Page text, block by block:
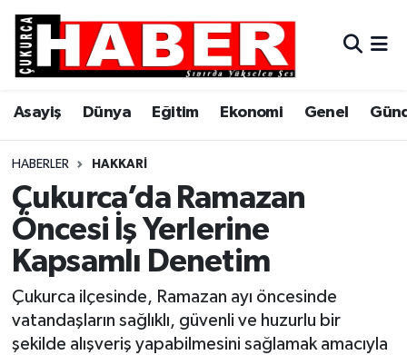
Asayiş Dünya Eğitim Ekonomi Genel
HABERLER HAKKARI
Çukurca’da Ramazan
Öncesi İş Yerlerine
Kapsamlı Denetim
Çukurca ilçesinde, Ramazan ayı öncesinde
vatandaşların sağlıklı, güvenli ve huzurlu bir
şekilde alışveriş yapabilmesini sağlamak amacıyla
Asayiş
Dünya
Eğitim
Ekonomi
Genel
Gündem
Hakkari
Hava Durumu
Trafik Durumu
Süper Lig Puan Durumu ve Fikstür
Tüm Manşetler
Son Dakika Haberleri
Haber Arşivi